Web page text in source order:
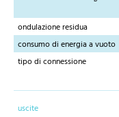
ondulazione residua
consumo di energia a vuoto
tipo di connessione
uscite